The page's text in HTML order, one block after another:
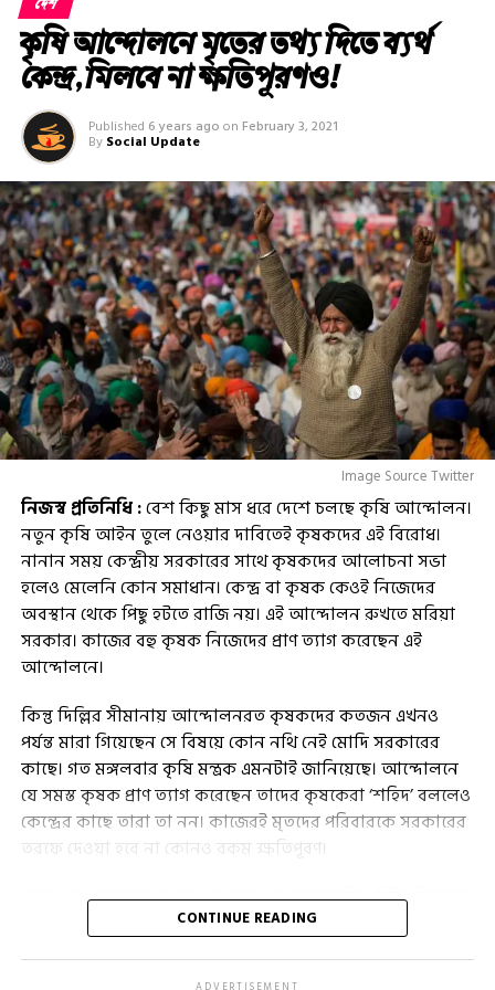
দেশ
কৃষি আন্দোলনে মৃতের তথ‌্য দিতে ব্যর্থ
কেন্দ্র, মিলবে না ক্ষতিপূরণও!
Published 6 years ago on February 3, 2021
By Social Update
Image Source Twitter
নিজস্ব প্রতিনিধি :বেশ কিছু মাস ধরে দেশে চলছে কৃষি আন্দোলন।
নতুন কৃষি আইন তুলে নেওয়ার দাবিতেই কৃষকদের এই বিরোধ।
নানান সময় কেন্দ্রীয় সরকারের সাথে কৃষকদের আলোচনা সভা
হলেও মেলেনি কোন সমাধান। কেন্দ্র বা কৃষক কেওই নিজেদের
অবস্থান থেকে পিছু হটতে রাজি নয়। এই আন্দোলন রুখতে মরিয়া
সরকার। কাজের বহু কৃষক নিজেদের প্রাণ ত্যাগ করেছেন এই
আন্দোলনে।
কিন্তু দিল্লির সীমানায় আন্দোলনরত কৃষকদের কতজন এখনও
পর্যন্ত মারা গিয়েছেন সে বিষয়ে কোন নথি নেই মোদি সরকারের
কাছে। গত মঙ্গলবার কৃষি মন্ত্রক এমনটাই জানিয়েছে। আন্দোলনে
যে সমস্ত কৃষক প্রাণ ত্যাগ করেছেন তাদের কৃষকেরা ‘শহিদ’ বললেও
কেন্দ্রের কাছে তারা তা নন। কাজেরই মৃতদের পরিবারকে সরকারের
তরফে দেওয়া হবে না কোনও রকম ক্ষতিপূরণ।
মূলত গত মঙ্গলবার সংসদে প্রশ্নোত্তর পর্ব চলাকালীন দিল্লি সীমানায়
চলতে তাহলে কৃষি আন্দোলন প্রসঙ্গে পশ্চিমবঙ্গের তৃণমূল কংগ্রেস
তাদের সেই প্রশ্নের উত্তরেই কেন্দ্রের তরফে এই সমস্ত তথ্য গুলি
CONTINUE READING